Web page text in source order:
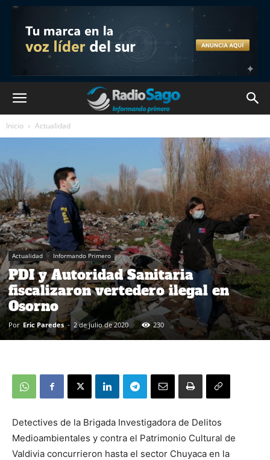
Inicio Actualidad
Actualidad Informando Primero
PDI y Autoridad Sanitaria
fiscalizaron vertedero ilegal en
Osorno
Por Eric Paredes - 2 de julio de 2020 230
Detectives de la Brigada Investigadora de Delitos
Medioambientales y contra el Patrimonio Cultural de
Valdivia concurrieron hasta el sector Chuyaca en la